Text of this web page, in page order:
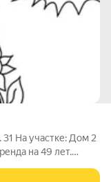
На участке: Дом 2
на 49 лет.